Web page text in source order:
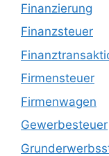
Finanzierung
Finanzsteuer
Firmensteuer
Firmenwagen
Gewerbesteuer